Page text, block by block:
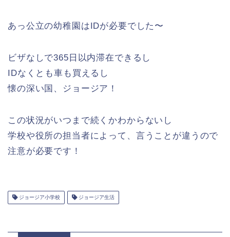
あっ公立の幼稚園はIDが必要でした〜
ビザなしで365日以内滞在できるし
IDなくとも車も買えるし
懐の深い国、ジョージア！
この状況がいつまで続くかわからないし
学校や役所の担当者によって、言うことが違うので
注意が必要です！
ジョージア小学校 ジョージア生活